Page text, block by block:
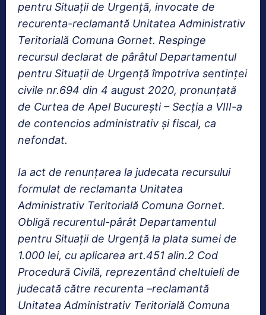
pentru Situaţii de Urgenţă, invocate de
recurenta-reclamantă Unitatea Administrativ
Teritorială Comuna Gornet. Respinge
recursul declarat de pârâtul Departamentul
pentru Situaţii de Urgenţă împotriva sentinţei
civile nr.694 din 4 august 2020, pronunţată
de Curtea de Apel Bucureşti – Secţia a VIII-a
de contencios administrativ şi fiscal, ca
nefondat.
Ia act de renunţarea la judecata recursului
formulat de reclamanta Unitatea
Administrativ Teritorială Comuna Gornet.
Obligă recurentul-pârât Departamentul
pentru Situaţii de Urgenţă la plata sumei de
1.000 lei, cu aplicarea art.451 alin.2 Cod
Procedură Civilă, reprezentând cheltuieli de
judecată către recurenta –reclamantă
Unitatea Administrativ Teritorială Comuna